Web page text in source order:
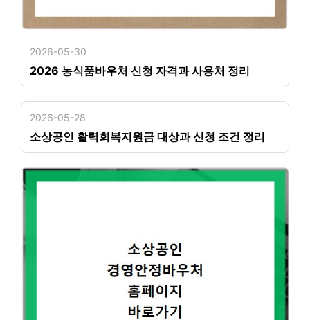
2026-05-30
2026 농식품바우처 신청 자격과 사용처 정리
2026-05-28
소상공인 활력회복지원금 대상과 신청 조건 정리